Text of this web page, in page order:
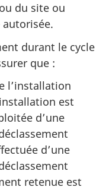
du site ou
durant le cycle
que :
l’installation
est
d’une
d’une
retenue est